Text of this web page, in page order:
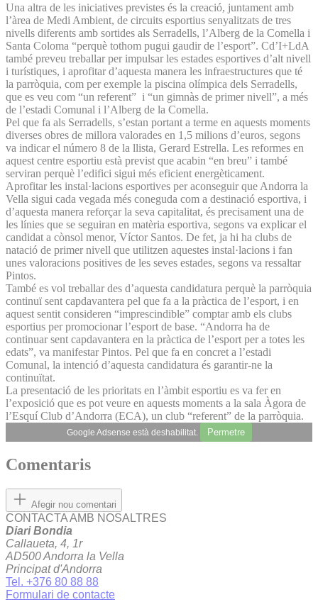
Una altra de les iniciatives previstes és la creació, juntament amb
l’àrea de Medi Ambient, de circuits esportius senyalitzats de tres
nivells diferents amb sortides als Serradells, l’Alberg de la Comella i
Santa Coloma “perquè tothom pugui gaudir de l’esport”. Cd’I+LdA
també preveu treballar per impulsar les estades esportives d’alt nivell
i turístiques, i aprofitar d’aquesta manera les infraestructures que té
la parròquia, com per exemple la piscina olímpica dels Serradells,
que es veu com “un referent” i “un gimnàs de primer nivell”, a més
de l’estadi Comunal i l’Alberg de la Comella.
Pel que fa als Serradells, s’estan portant a terme en aquests moments
diverses obres de millora valorades en 1,5 milions d’euros, segons
va indicar el número 8 de la llista, Gerard Estrella. Les reformes en
aquest centre esportiu està previst que acabin “en breu” i també
serviran perquè l’edifici sigui més eficient energèticament.
Aprofitar les instal·lacions esportives per aconseguir que Andorra la
Vella sigui cada vegada més coneguda com a destinació esportiva, i
d’aquesta manera reforçar la seva capitalitat, és precisament una de
les línies que se seguiran en matèria esportiva, segons va explicar el
candidat a cònsol menor, Víctor Santos. De fet, ja hi ha clubs de
natació de primer nivell que utilitzen aquestes instal·lacions i fan
unes valoracions positives de les seves estades, segons va ressaltar
Pintos.
També es vol treballar des d’aquesta candidatura perquè la parròquia
continuï sent capdavantera pel que fa a la pràctica de l’esport, i en
aquest sentit consideren “imprescindible” comptar amb els clubs
esportius per promocionar l’esport de base. “Andorra ha de
continuar sent capdavantera en la pràctica de l’esport per a totes les
edats”, va manifestar Pintos. Pel que fa en concret a l’estadi
Comunal, la intenció d’aquesta candidatura és garantir-ne la
continuïtat.
La presentació de les prioritats en l’àmbit esportiu es va fer en
l’exposició que es pot veure en aquests moments a la sala Àgora de
l’Esquí Club d’Andorra (ECA), un club “referent” de la parròquia.
Google Adsense està deshabilitat. Permetre
Comentaris
Afegir nou comentari
CONTACTA AMB NOSALTRES
Diari Bondia
Callaueta, 4, 1r
AD500 Andorra la Vella
Principat d'Andorra
Tel. +376 80 88 88
Formulari de contacte